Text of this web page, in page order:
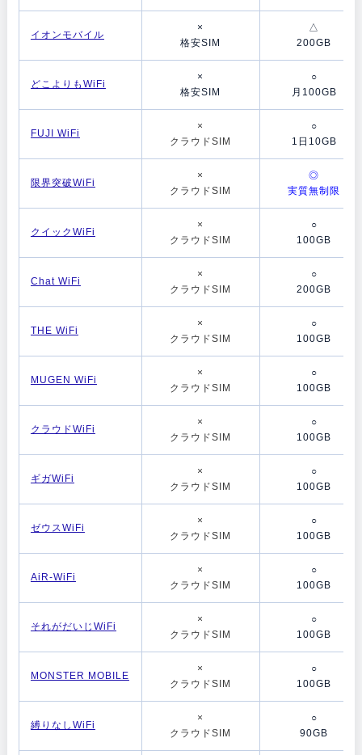
イオンモバイル
×
格安SIM
△
200GB
どこよりもWiFi
×
格安SIM
○
月100GB
FUJI WiFi
×
クラウドSIM
○
1日10GB
限界突破WiFi
×
クラウドSIM
◎
実質無制限
クイックWiFi
×
クラウドSIM
○
100GB
Chat WiFi
×
クラウドSIM
○
200GB
THE WiFi
×
クラウドSIM
○
100GB
MUGEN WiFi
×
クラウドSIM
○
100GB
クラウドWiFi
×
クラウドSIM
○
100GB
ギガWiFi
×
クラウドSIM
○
100GB
ゼウスWiFi
×
クラウドSIM
○
100GB
AiR-WiFi
×
クラウドSIM
○
100GB
それがだいじWiFi
×
クラウドSIM
○
100GB
MONSTER MOBILE
×
クラウドSIM
○
100GB
縛りなしWiFi
×
クラウドSIM
○
90GB